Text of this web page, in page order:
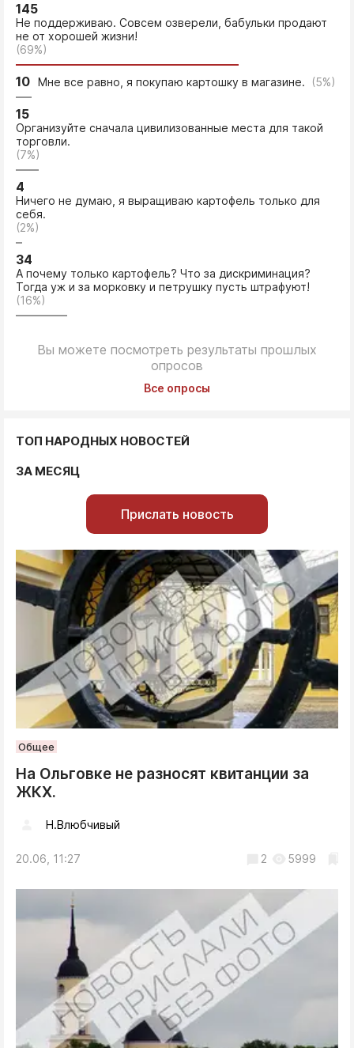
145
Не поддерживаю. Совсем озверели, бабульки продают
не от хорошей жизни!
(69%)
10 Мне все равно, я покупаю картошку в магазине. (5%)
15
Организуйте сначала цивилизованные места для такой
торговли.
(7%)
4
Ничего не думаю, я выращиваю картофель только для
себя.
(2%)
34
А почему только картофель? Что за дискриминация?
Тогда уж и за морковку и петрушку пусть штрафуют!
(16%)
Вы можете посмотреть результаты прошлых
опросов
Все опросы
ТОП НАРОДНЫХ НОВОСТЕЙ
ЗА МЕСЯЦ
Прислать новость
Общее
На Ольговке не разносят квитанции за
ЖКХ.
Н.Влюбчивый
20.06, 11:27 2 5999